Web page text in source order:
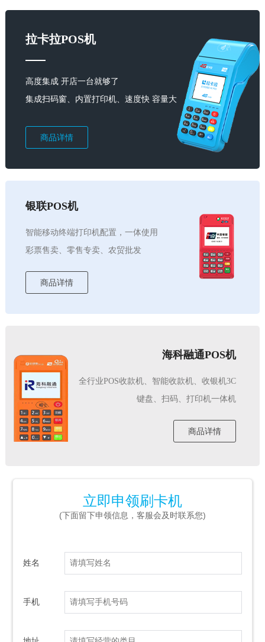
拉卡拉POS机
高度集成 开店一台就够了
集成扫码窗、内置打印机、速度快 容量大
商品详情
银联POS机
智能移动终端打印机配置，一体使用
彩票售卖、零售专卖、农贸批发
商品详情
海科融通POS机
全行业POS收款机、智能收款机、收银机3C
键盘、扫码、打印机一体机
商品详情